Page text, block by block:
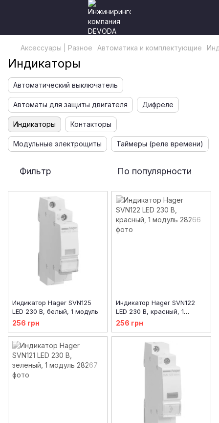
Аксессуары | Разное Автоматика и комплектующие
Индикаторы
Автоматический выключатель
Автоматы для защиты двигателя Дифреле
Индикаторы Контакторы
Модульные электрощиты Таймеры (реле времени)
Фильтр По популярности
Индикатор Hager SVN125
LED 230 В, белый, 1 модуль
256 грн
Индикатор Hager SVN122
LED 230 В, красный, 1
модуль
256 грн